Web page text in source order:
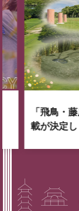
「飛鳥・
載が決定し